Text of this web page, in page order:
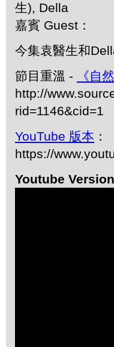
生), Della
嘉賓 Guest：
今集袁醫生和
節目重溫 -
《自
http://
rid=1146&cid=1
YouTube 版本 ：
https://
Youtube